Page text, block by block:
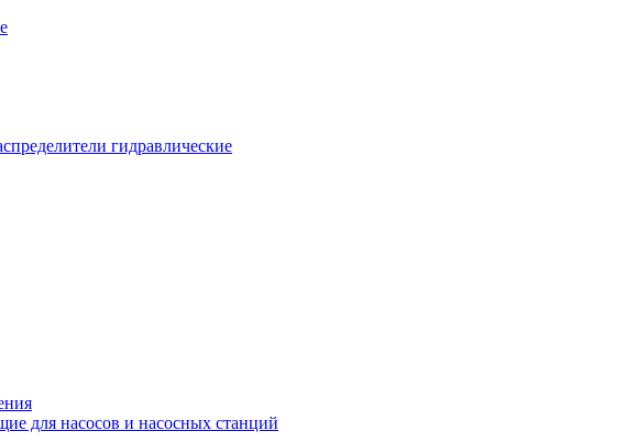
гидравлические
для насосов и насосных станций